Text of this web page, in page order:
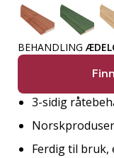
BEHANDLING
3-sidig
Ferdig til bruk,